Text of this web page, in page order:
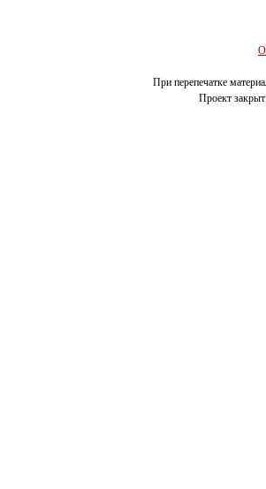
О
При перепечатке
Проект закрыт